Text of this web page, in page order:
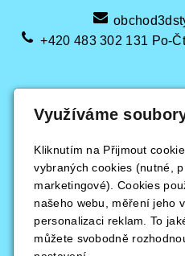
+420 483 302 131 Po-
Využíváme
Kliknutím na Přijmout
vybraných cookies (nutné,
marketingové). Cookies
našeho webu, měření jeho
personalizaci reklam. To
můžete svobodně